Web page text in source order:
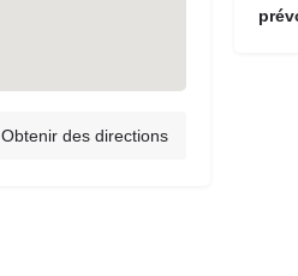
Obtenir des directions